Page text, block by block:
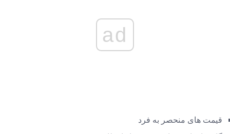
ad
قیمت های منحصر به فرد